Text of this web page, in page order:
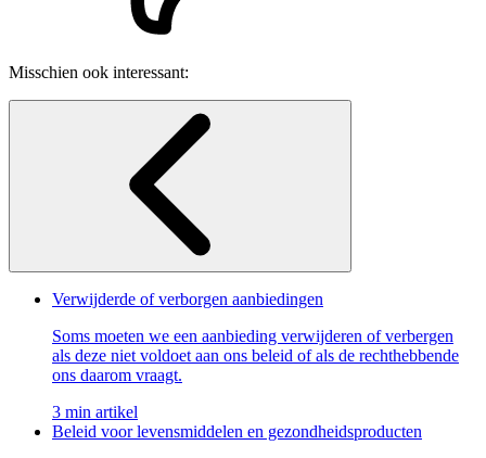
Misschien ook interessant:
Verwijderde of verborgen aanbiedingen
Soms moeten we een aanbieding verwijderen of verbergen
als deze niet voldoet aan ons beleid of als de rechthebbende
ons daarom vraagt.
3 min artikel
Beleid voor levensmiddelen en gezondheidsproducten